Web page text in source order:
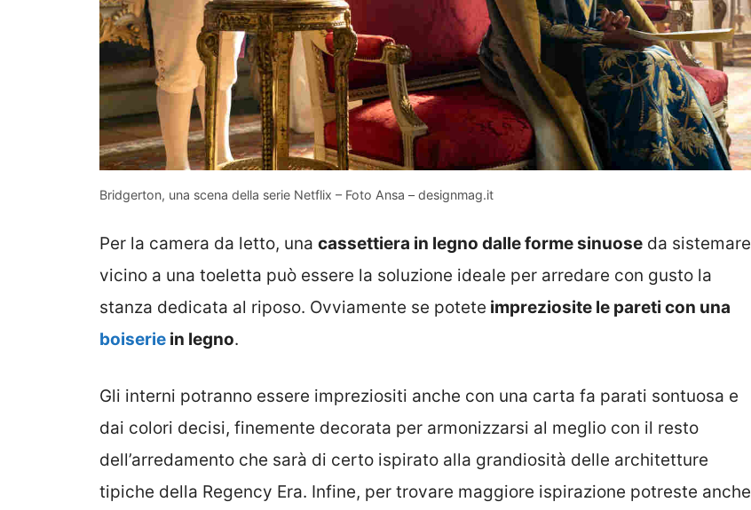
Bridgerton, una scena della serie Netflix – Foto Ansa – designmag.it
Per la camera da letto, una cassettiera in legno dalle forme sinuose da sistemare
vicino a una toeletta può essere la soluzione ideale per arredare con gusto la
stanza dedicata al riposo. Ovviamente se potete impreziosite le pareti con una
boiserie in legno.
Gli interni potranno essere impreziositi anche con una carta fa parati sontuosa e
dai colori decisi, finemente decorata per armonizzarsi al meglio con il resto
dell’arredamento che sarà di certo ispirato alla grandiosità delle architetture
tipiche della Regency Era. Infine, per trovare maggiore ispirazione potreste anche